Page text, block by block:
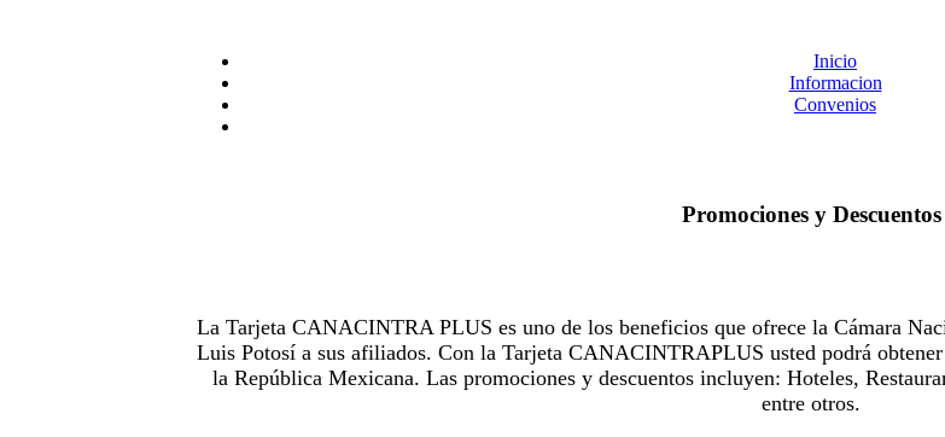
Inicio
Informacion
Convenios
Promociones y Descuentos
La Tarjeta CANACINTRA PLUS es uno de los beneficios que ofrece la Cámara
Luis Potosí a sus afiliados. Con la Tarjeta CANACINTRAPLUS usted podrá
la República Mexicana. Las promociones y descuentos incluyen: Hoteles,
entre otros.